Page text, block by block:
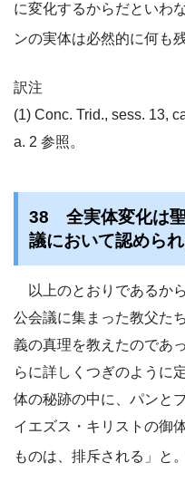
に変化するからだといわ
ンの実体は必然的に何も
訳注
(1) Conc. Trid., sess. 13,
a. 2 参照。
38 全実体変化は
議において認めら
以上のとおりであるか
公会議に集まった教父た
義の真理を教えたのであ
らに詳しくつぎのように
体の秘跡の中に、パンと
イエズス・キリストの御
ものは、排斥される」と。